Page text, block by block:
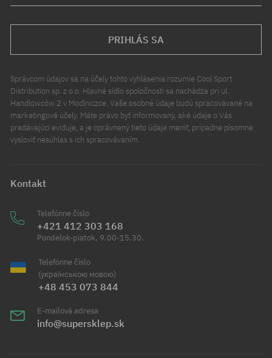
PRIHLÁS SA
Správcom údajov sa na účely tohto vyhlásenia rozumie Cool Sport
Distribution sp. z o.o. Hlavné sídlo spoločnosti sa nachádza pri ul.
Handlowców 2 v Modlniczce. Vaše osobné údaje budú spracovávané na
marketingové účely. Máte právo byť informovaný, aké údaje o Vás
predávajúci eviduje, a je oprávnený tieto údaje meniť, prípadne písomne
vysloviť nesúhlas s ich spracovávaním.
Kontakt
Telefónne číslo
+421 412 303 168
Pondelok-piatok, 9.00-15.30.
Telefónne číslo
(українською мовою)
+48 453 073 844
E-mailová adresa
info@supersklep.sk